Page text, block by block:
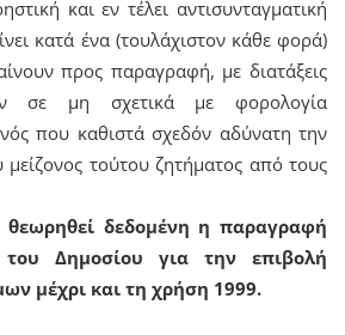
και εν τέλει αντισυνταγματική
κατά ένα (τουλάχιστον κάθε φορά)
προς παραγραφή, με διατάξεις
σε μη σχετικά με φορολογία
που καθιστά σχεδόν αδύνατη την
τούτου ζητήματος από τους
δεδομένη η παραγραφή
του Δημοσίου για την επιβολή
μέχρι και τη χρήση 1999.